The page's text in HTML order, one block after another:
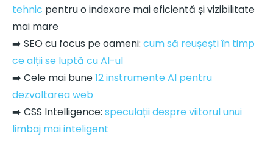
tehnic pentru o indexare mai eficientă și vizibilitate
mai mare
➡️ SEO cu focus pe oameni: cum să reușești în timp
ce alții se luptă cu AI-ul
➡️ Cele mai bune12 instrumente AI pentru
dezvoltarea web
➡️ CSS Intelligence: speculații despre viitorul unui
limbaj mai inteligent